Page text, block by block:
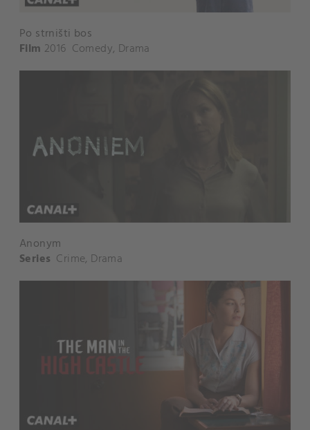
Po strništi bos
Film 2016 Comedy, Drama
Anonym
Series Crime, Drama